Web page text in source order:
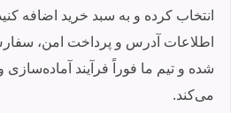
انتخاب کرده و به سبد خرید اضافه
اطلاعات آدرس و پرداخت امن،
شده و تیم ما فوراً فرآیند آماده‌سازی
می‌کند.